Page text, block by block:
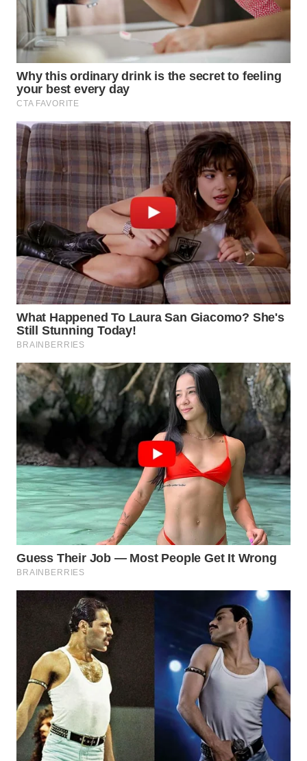
SUBANG
WN
SUKABUMI
WN
PURWAKARTA
WN
PRIANGAN
TIMUR
SEMARANG
WN
SOLO
WN
BOROBUDUR
WN
MADURA
WN
SURABAYA
WN
NATUNA
WN
BINTAN
WN
LIKUPANG
WN
LABUANBAJO
WN
BORNEO